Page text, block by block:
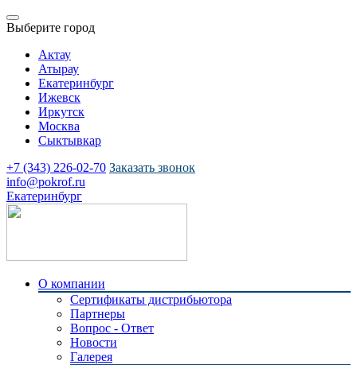
Выберите город
Актау
Атырау
Екатеринбург
Ижевск
Иркутск
Москва
Сыктывкар
+7 (343) 226-02-70 Заказать звонок
info@pokrof.ru
Екатеринбург
О компании
Сертификаты дистрибьютора
Партнеры
Вопрос - Ответ
Новости
Галерея